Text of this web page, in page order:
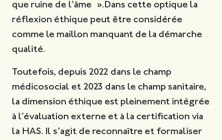
que ruine de l’âme ».Dans cette optique la
réflexion éthique peut être considérée
comme le maillon manquant de la démarche
qualité.
Toutefois, depuis 2022 dans le champ
médicosocial et 2023 dans le champ sanitaire,
la dimension éthique est pleinement intégrée
à l’évaluation externe et à la certification via
la HAS. Il s’agit de reconnaître et formaliser